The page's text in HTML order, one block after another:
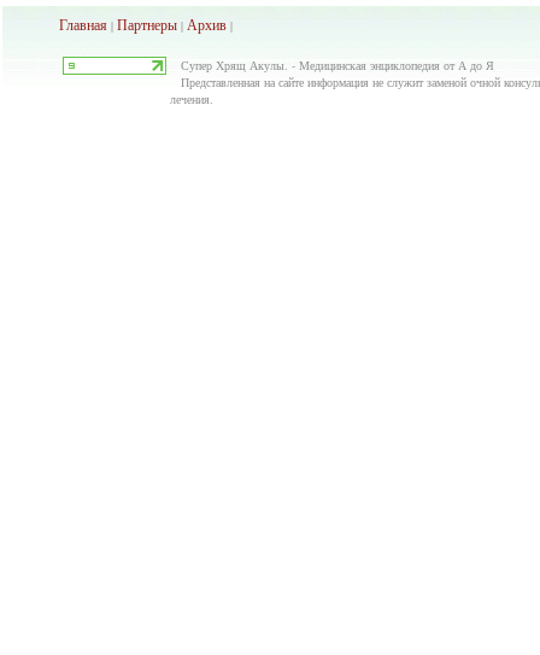
Главная | Партнеры | Архив |
Супер Хрящ Акулы. - Медицинская энциклопедия от А до Я
Представленная на сайте информация не служит заменой очной
лечения.